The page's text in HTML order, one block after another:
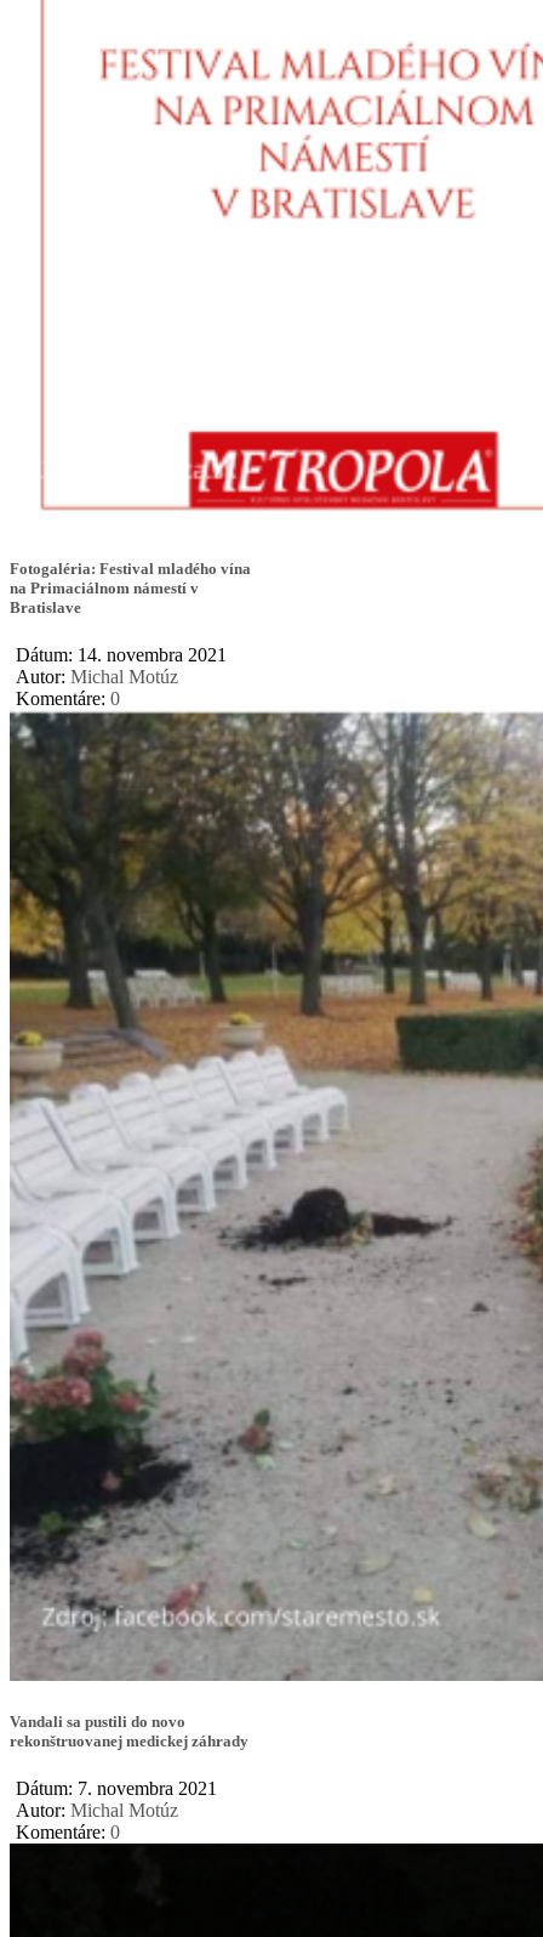
Fotogaléria: Festival mladého vína
na Primaciálnom námestí v
Bratislave
Dátum: 14. novembra 2021
Autor: Michal Motúz
Komentáre: 0
Vandali sa pustili do novo
rekonštruovanej medickej záhrady
Dátum: 7. novembra 2021
Autor: Michal Motúz
Komentáre: 0